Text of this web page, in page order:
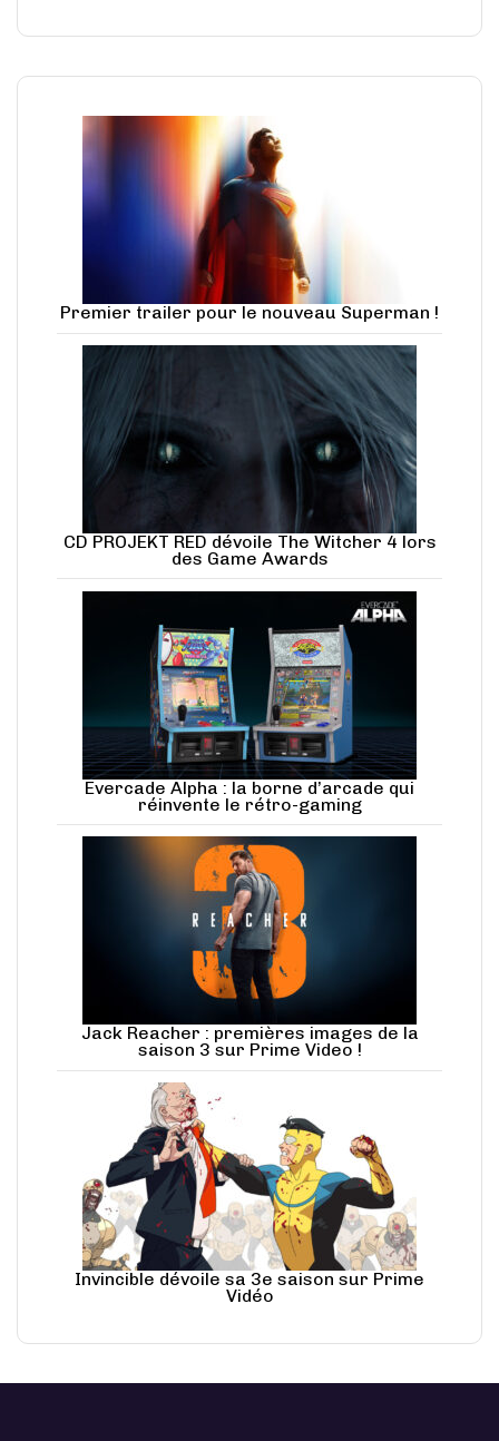
Premier trailer pour le nouveau Superman !
CD PROJEKT RED dévoile The Witcher 4 lors
des Game Awards
Evercade Alpha : la borne d’arcade qui
réinvente le rétro-gaming
Jack Reacher : premières images de la
saison 3 sur Prime Video !
Invincible dévoile sa 3e saison sur Prime
Vidéo